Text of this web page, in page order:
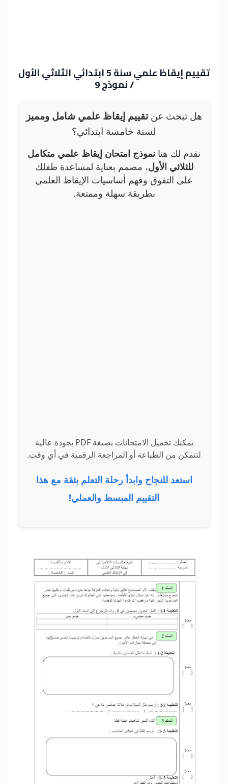
تقييم إيقاظ علمي سنة 5 ابتدائي الثلاثي الأول
/ نموذج 9
هل تبحث عنتقييم إيقاظ علمي شامل ومميز
لسنة خامسة ابتدائي؟
نقدم لك هنا نموذج امتحان إيقاظ علمي متكامل
للثلاثي الأول، مصمم بعناية لمساعدة طفلك
على التفوق وفهم أساسيات الإيقاظ العلمي
بطريقة سهلة وممتعة.
يمكنك تحميل الامتحانات بصيغة PDF بجودة عالية
لتتمكن من الطباعة أو المراجعة الرقمية في أي وقت.
استعد للنجاح وابدأ رحلة التعلم بثقة مع هذا
التقييم المبسط والعملي!